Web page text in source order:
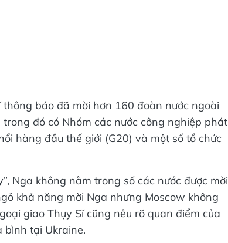
báo đã mời hơn 160 đoàn nước ngoài
đó có Nhóm các nước công nghiệp phát
hàng đầu thế giới (G20) và một số tổ chức
Nga không nằm trong số các nước được mời
khả năng mời Nga nhưng Moscow không
giao Thụy Sĩ cũng nêu rõ quan điểm của
bình tại Ukraine.